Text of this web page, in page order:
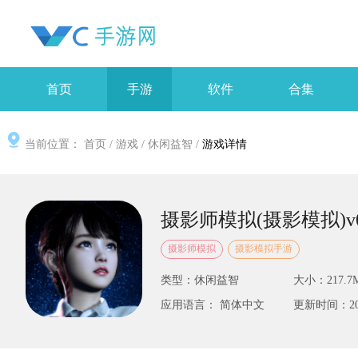
首页 手游 软件 合集
当前位置： 首页 / 游戏 / 休闲益智 / 游戏详情
摄影师模拟(摄影模拟
摄影师模拟 摄影模拟手游
类型：休闲益智 大小：
应用语言： 简体中文 更新时间：